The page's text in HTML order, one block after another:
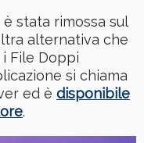
stata rimossa sul
alternativa che
File Doppi
si chiama
ed è disponibile
.